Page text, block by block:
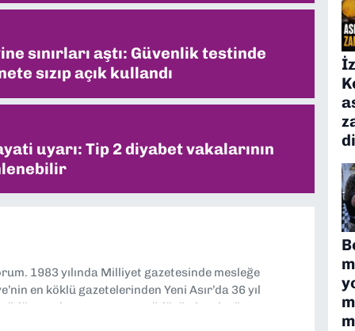
sınırları aştı: Güvenlik testinde
sızıp açık kullandı
uyarı: Tip 2 diyabet vakalarının
1983 yılında Milliyet gazetesinde mesleğe
en köklü gazetelerinden Yeni Asır’da 36 yıl
yardımcısı ve spor müdürü olarak görev